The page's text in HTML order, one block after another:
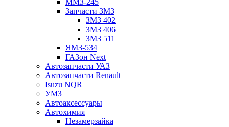
Запчасти ЗМЗ
ЗМЗ 402
ЗМЗ 406
ЗМЗ 511
ЯМЗ-534
ГАЗон Next
Автозапчасти УАЗ
Автозапчасти Renault
Isuzu NQR
УМЗ
Автоаксессуары
Автохимия
Незамерзайка